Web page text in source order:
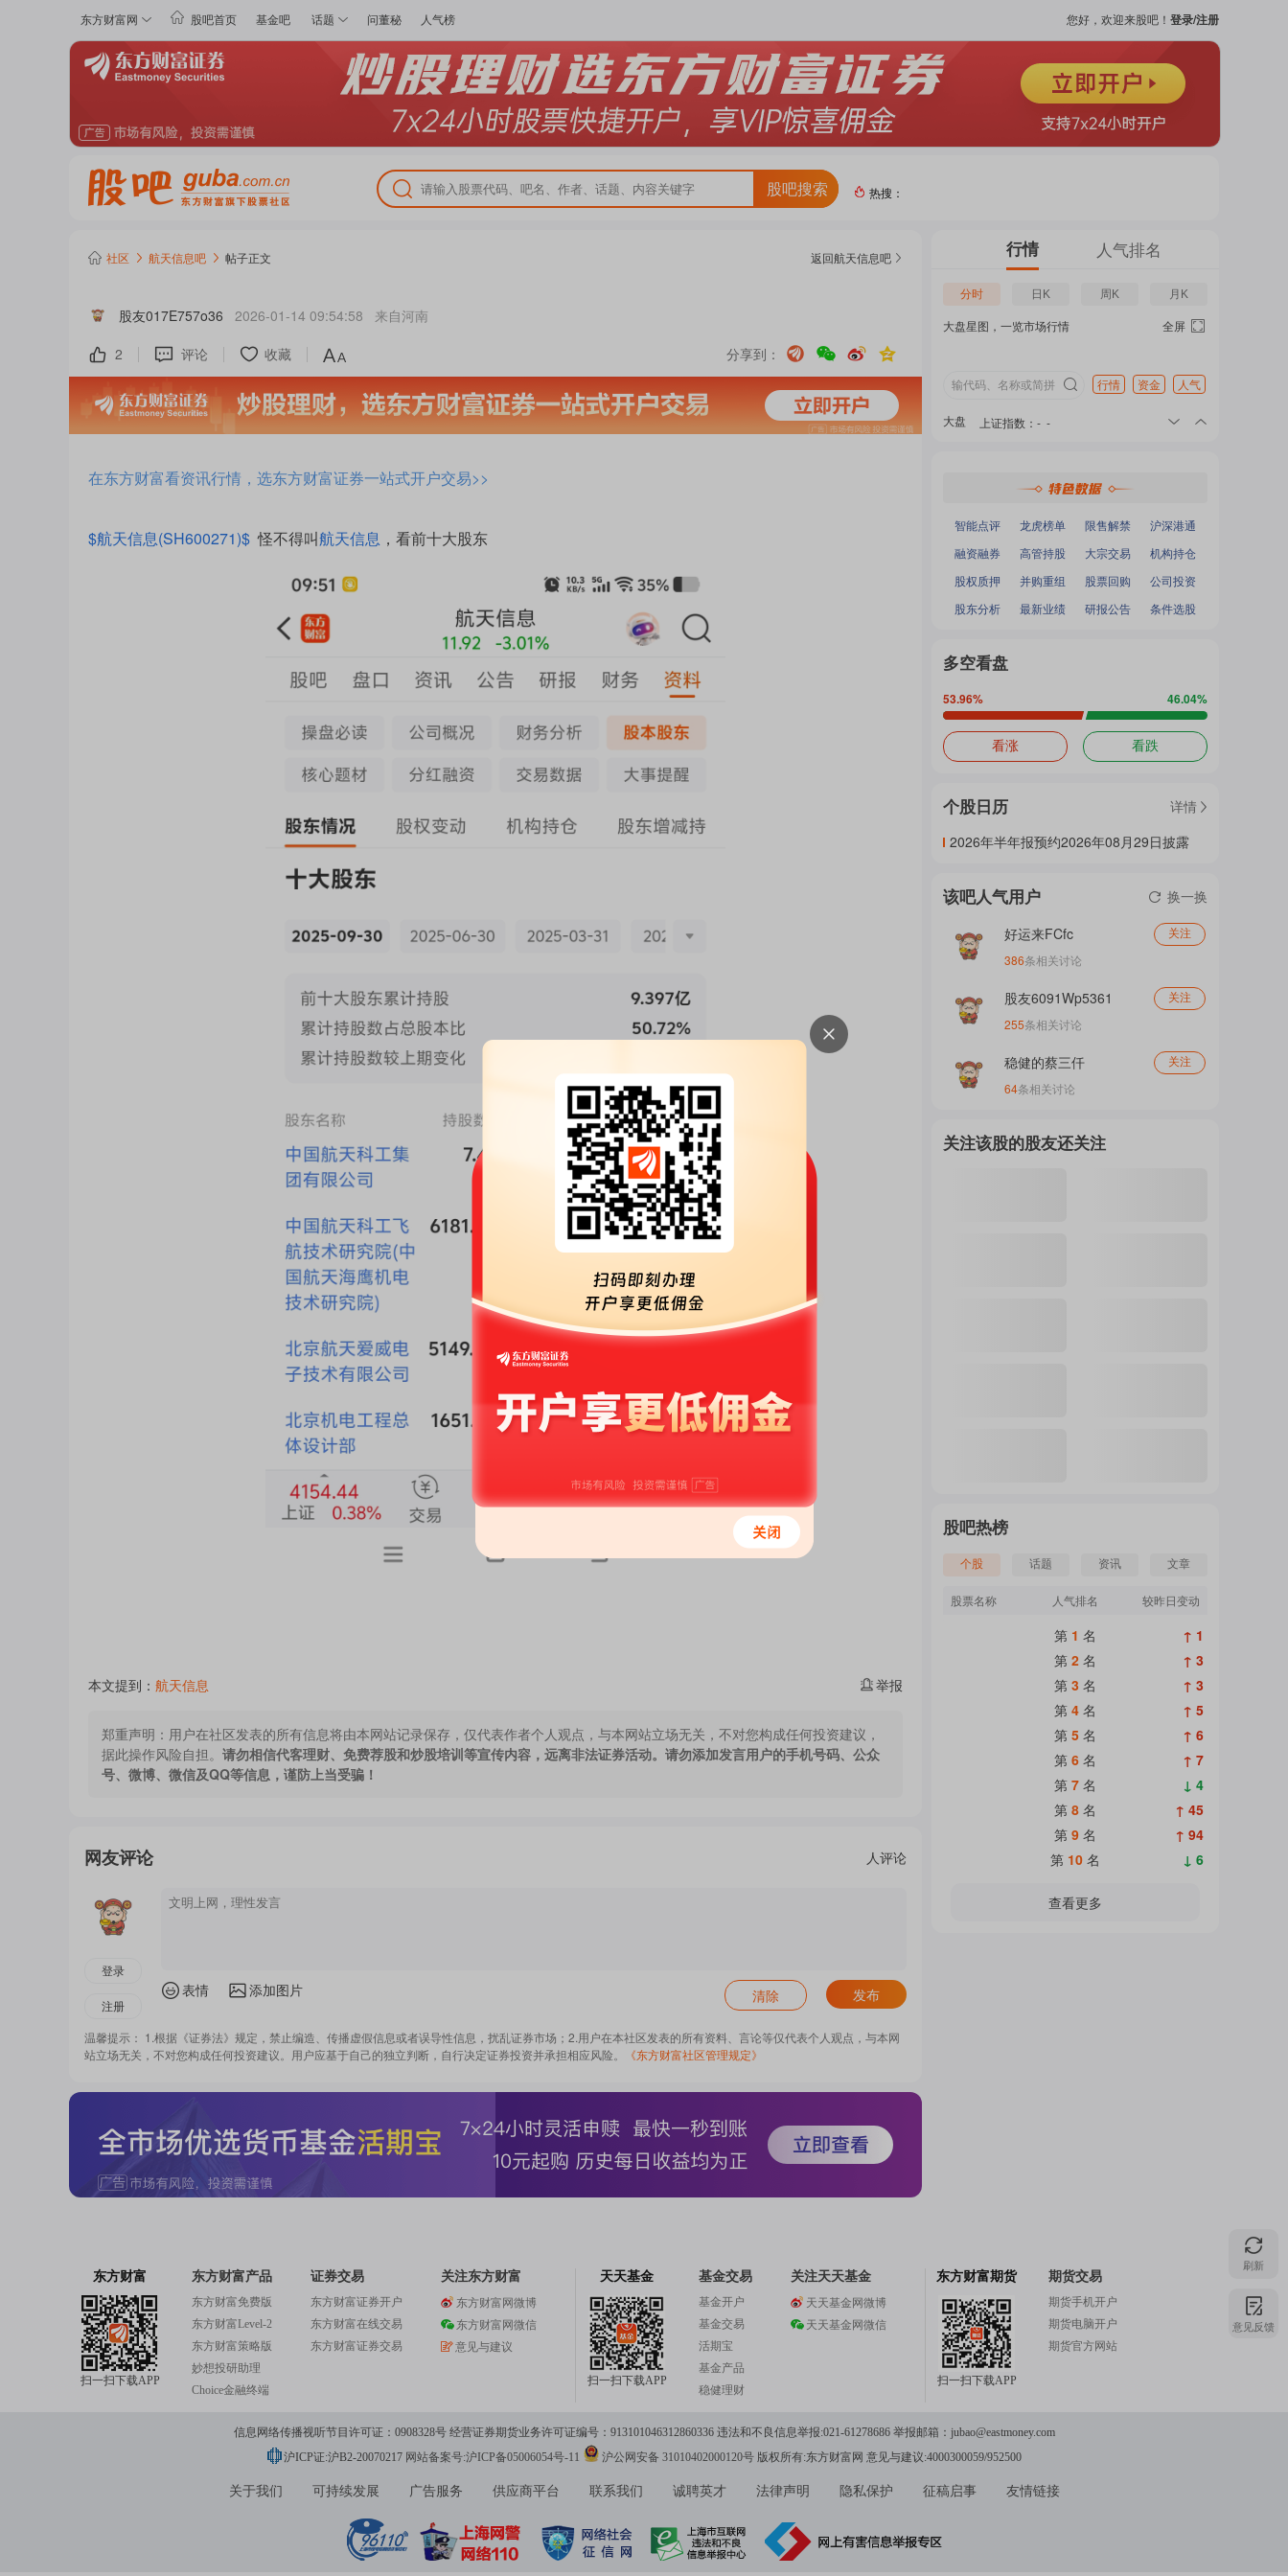
东方财富网 股吧首页 基金吧 话题 问董秘 人气榜 您好，欢迎来股吧！ 登录/注册
股吧搜索
热门
吧
热
热搜：
社区 航天信息吧 帖子正文 返回航天信息吧
股友017E757o36 2026-01-14 09:54:58 来自河南
2
评论 收藏 分享到：
在东方财富看资讯行情，选东方财富证券一站式开户交易>>
$航天信息(SH600271)$ 怪不得叫航天信息 ，看前十大股东
本文提到： 航天信息 举报
郑重声明： 用户在社区发表的所有信息将由本网站记录保存，仅代表作者个人观点，与本网站立场无关，不对您构成任何投资建议，
据此操作风险自担。 请勿相信代客理财、免费荐股和炒股培训等宣传内容，远离非法证券活动。请勿添加发言用户的手机号码、公众
号、微博、微信及QQ等信息，谨防上当受骗！
网友评论 人评论
登录
注册
表情 添加图片 清除 发布
温馨提示： 1.根据《证券法》规定，禁止编造、传播虚假信息或者误导性信息，扰乱证券市场；2.用户在本社区发表的所有资料、言论等仅代表个人观点，与本网
站立场无关，不对您构成任何投资建议。用户应基于自己的独立判断，自行决定证券投资并承担相应风险。
《东方财富社区管理规定》
行情 人气排名
分时 日K 周K 月K
大盘星图，一览市场行情 全屏
行情 资金 人气
大盘 上证指数 ： - -
：- -
智能点评 龙虎榜单 限售解禁
沪深港通
融资融券
高管持股 大宗交易
机构持仓
股权质押
并购重组 股票回购
公司投资
股东分析
最新业绩 研报公告 条件选股
多空看盘
53.96% 46.04%
看涨 看跌
个股日历
详情
2026年半年报预约2026年08月29日披露
该吧人气用户 换一换
好运来FCfc 关注
386条相关讨论
股友6091Wp5361 关注
255条相关讨论
稳健的蔡三仟 关注
64条相关讨论
关注该股的股友还关注
股吧热榜
个股 话题 资讯 文章
股票名称 人气排名 较昨日变动
第 1 名
↑ 1
第 2 名
↑ 3
第 3 名
↑ 3
第 4 名
↑ 5
第 5 名
↑ 6
第 6 名
↑ 7
第 7 名
↓ 4
第 8 名
↑ 45
第 9 名
↑ 94
第 10 名 ↓ 6
查看更多
刷新
意见反馈
东方财富
扫一扫下载APP
东方财富产品
东方财富免费版
东方财富Level-2
东方财富策略版
妙想投研助理
Choice金融终端
证券交易
东方财富证券开户
东方财富在线交易
东方财富证券交易
关注东方财富
东方财富网微博
东方财富网微信
意见与建议
天天基金
扫一扫下载APP
基金交易
基金开户
基金交易
活期宝
基金产品
稳健理财
关注天天基金
天天基金网微博
天天基金网微信
东方财富期货
扫一扫下载APP
期货交易
期货手机开户
期货电脑开户
期货官方网站
信息网络传播视听节目许可证：0908328号 经营证券期货业务许可证编号：913101046312860336 违法和不良信息举报:021-61278686 举报邮箱： jubao@eastmoney.com
沪ICP证:沪B2-20070217 网站备案号:沪ICP备05006054号-11 沪公网安备 31010402000120号版权所有:东方财富网 意见与建议:4000300059/952500
关于我们 可持续发展 广告服务 供应商平台 联系我们 诚聘英才 法律声明 隐私保护 征稿启事 友情链接